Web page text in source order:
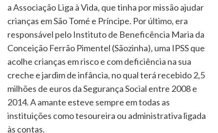
a Associação Liga à Vida, que tinha por missão ajudar
crianças em São Tomé e Príncipe. Por último, era
responsável pelo Instituto de Beneficência Maria da
Conceição Ferrão Pimentel (Sãozinha), uma IPSS que
acolhe crianças em risco e com deficiência na sua
creche e jardim de infância, no qual terá recebido 2,5
milhões de euros da Segurança Social entre 2008 e
2014. A amante esteve sempre em todas as
instituições como tesoureira ou administrativa ligada
às contas.